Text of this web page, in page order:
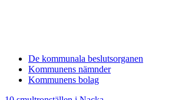
De kommunala beslutsorganen
Kommunens nämnder
Kommunens bolag